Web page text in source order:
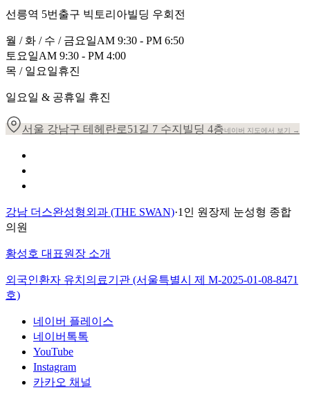
선릉역 5번출구 빅토리아빌딩 우회전
월 / 화 / 수 / 금요일AM 9:30 - PM 6:50
토요일AM 9:30 - PM 4:00
목 / 일요일휴진
일요일 & 공휴일 휴진
서울 강남구 테헤란로51길 7 수지빌딩 4층네이버 지도에서 보기 →
강남 더스완성형외과 (THE SWAN)·1인 원장제 눈성형 종합
의원
황성호 대표원장 소개
외국인환자 유치의료기관 (서울특별시 제 M-2025-01-08-8471
호)
네이버 플레이스
네이버톡톡
YouTube
Instagram
카카오 채널